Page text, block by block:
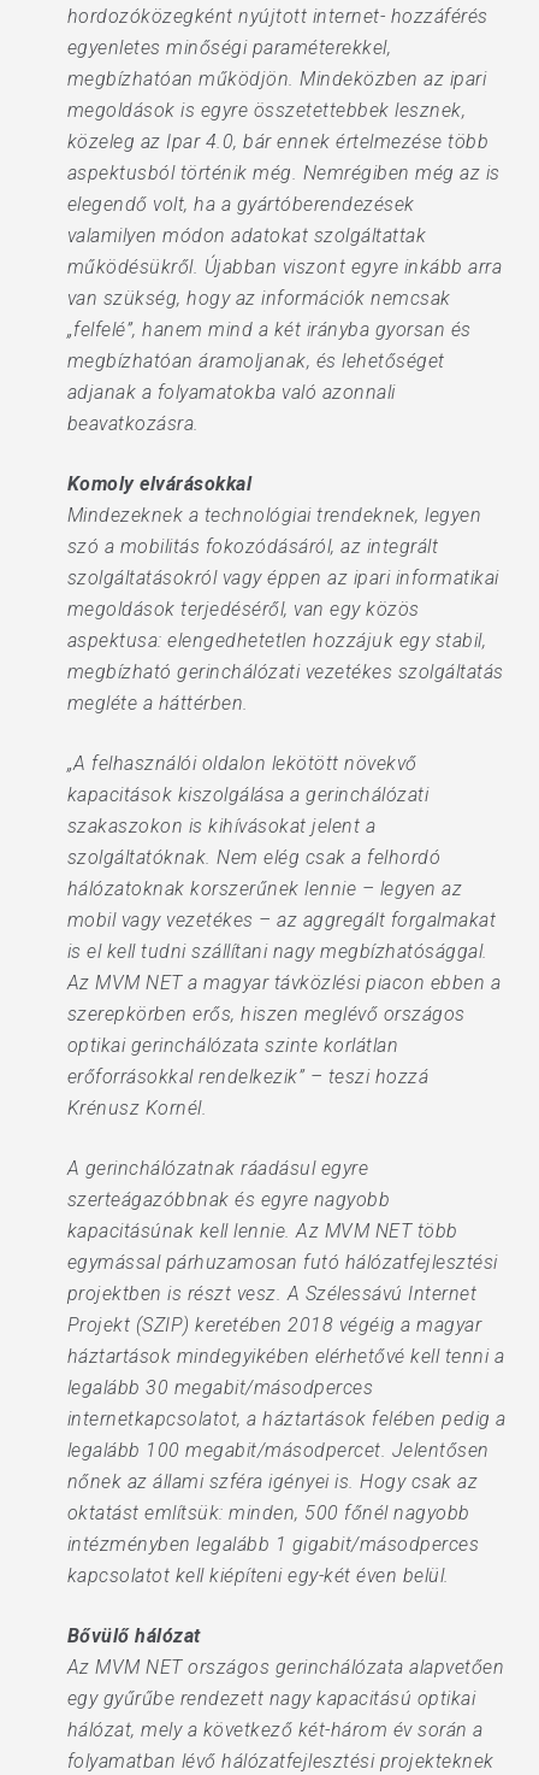
hordozóközegként nyújtott internet- hozzáférés
egyenletes minőségi paraméterekkel,
megbízhatóan működjön. Mindeközben az ipari
megoldások is egyre összetettebbek lesznek,
közeleg az Ipar 4.0, bár ennek értelmezése több
aspektusból történik még. Nemrégiben még az is
elegendő volt, ha a gyártóberendezések
valamilyen módon adatokat szolgáltattak
működésükről. Újabban viszont egyre inkább arra
van szükség, hogy az információk nemcsak
„felfelé”, hanem mind a két irányba gyorsan és
megbízhatóan áramoljanak, és lehetőséget
adjanak a folyamatokba való azonnali
beavatkozásra.
Komoly elvárásokkal
Mindezeknek a technológiai trendeknek, legyen
szó a mobilitás fokozódásáról, az integrált
szolgáltatásokról vagy éppen az ipari informatikai
megoldások terjedéséről, van egy közös
aspektusa: elengedhetetlen hozzájuk egy stabil,
megbízható gerinchálózati vezetékes szolgáltatás
megléte a háttérben.
„A felhasználói oldalon lekötött növekvő
kapacitások kiszolgálása a gerinchálózati
szakaszokon is kihívásokat jelent a
szolgáltatóknak. Nem elég csak a felhordó
hálózatoknak korszerűnek lennie – legyen az
mobil vagy vezetékes – az aggregált forgalmakat
is el kell tudni szállítani nagy megbízhatósággal.
Az MVM NET a magyar távközlési piacon ebben a
szerepkörben erős, hiszen meglévő országos
optikai gerinchálózata szinte korlátlan
erőforrásokkal rendelkezik” – teszi hozzá
Krénusz Kornél.
A gerinchálózatnak ráadásul egyre
szerteágazóbbnak és egyre nagyobb
kapacitásúnak kell lennie. Az MVM NET több
egymással párhuzamosan futó hálózatfejlesztési
projektben is részt vesz. A Szélessávú Internet
Projekt (SZIP) keretében 2018 végéig a magyar
háztartások mindegyikében elérhetővé kell tenni a
legalább 30 megabit/másodperces
internetkapcsolatot, a háztartások felében pedig a
legalább 100 megabit/másodpercet. Jelentősen
nőnek az állami szféra igényei is. Hogy csak az
oktatást említsük: minden, 500 főnél nagyobb
intézményben legalább 1 gigabit/másodperces
kapcsolatot kell kiépíteni egy-két éven belül.
Bővülő hálózat
Az MVM NET országos gerinchálózata alapvetően
egy gyűrűbe rendezett nagy kapacitású optikai
hálózat, mely a következő két-három év során a
folyamatban lévő hálózatfejlesztési projekteknek